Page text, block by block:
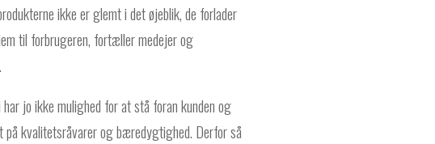
ikke er glemt i det øjeblik, de forlader
til forbrugeren, fortæller medejer og
jo ikke mulighed for at stå foran kunden og
kvalitetsråvarer og bæredygtighed. Derfor så